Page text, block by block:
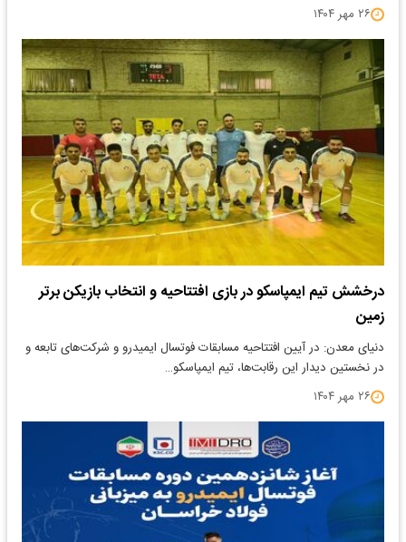
۲۶ مهر ۱۴۰۴
درخشش تیم ایمپاسکو در بازی افتتاحیه و انتخاب بازیکن برتر
زمین
دنیای معدن: در آیین افتتاحیه مسابقات فوتسال ایمیدرو و شرکت‌های تابعه و
در نخستین دیدار این رقابت‌ها، تیم ایمپاسکو…
۲۶ مهر ۱۴۰۴